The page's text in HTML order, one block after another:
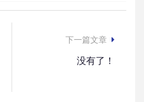
下一篇文章
没有了！